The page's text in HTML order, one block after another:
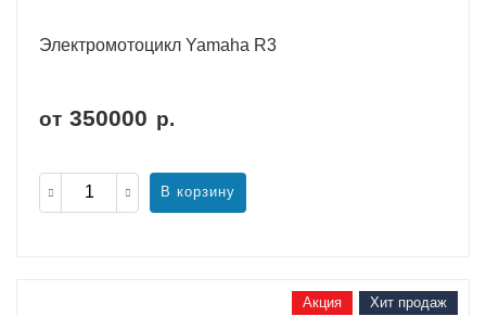
Электромотоцикл Yamaha R3
от 350000 р.
В корзину
Акция Хит продаж